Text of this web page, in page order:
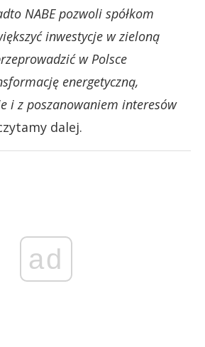
NABE pozwoli spółkom
inwestycje w zieloną
w Polsce
energetyczną,
i z poszanowaniem interesów
dalej.
ad